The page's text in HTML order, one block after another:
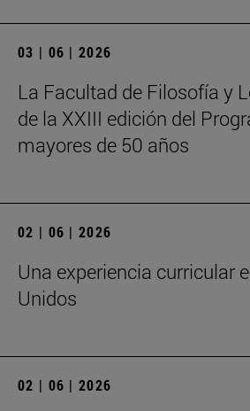
03 | 06 | 2026
La Facultad de Filosofía y
de la XXIII edición del
mayores de 50 años
02 | 06 | 2026
Una experiencia curricular
Unidos
02 | 06 | 2026